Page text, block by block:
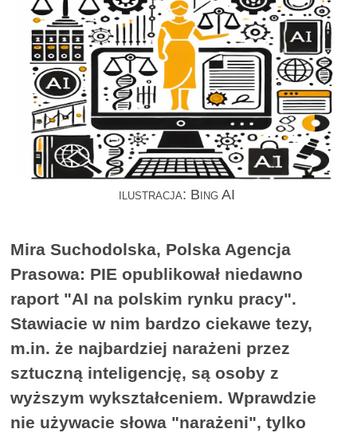
ilustracja: Bing AI
Mira Suchodolska, Polska Agencja
Prasowa: PIE opublikował niedawno
raport "AI na polskim rynku pracy".
Stawiacie w nim bardzo ciekawe tezy,
m.in. że najbardziej narażeni przez
sztuczną inteligencję, są osoby z
wyższym wykształceniem. Wprawdzie
nie używacie słowa "narażeni", tylko